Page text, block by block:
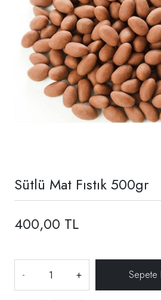
Sütlü Mat Fıstık 500gr
400,00 TL
- +